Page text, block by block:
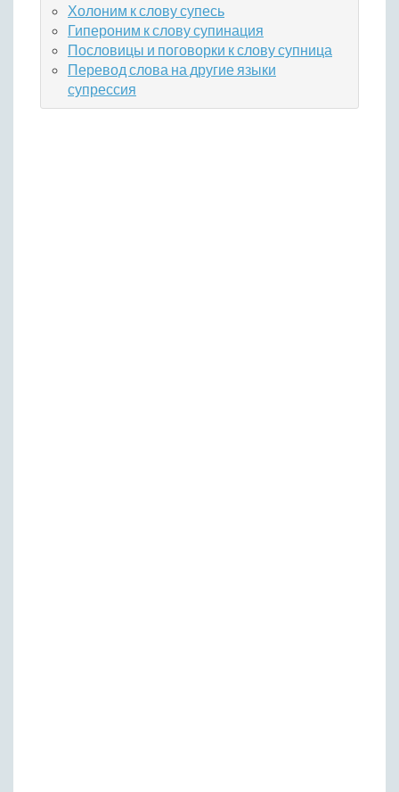
Холоним к слову супесь
Гипероним к слову супинация
Пословицы и поговорки к слову супница
Перевод слова на другие языки
супрессия